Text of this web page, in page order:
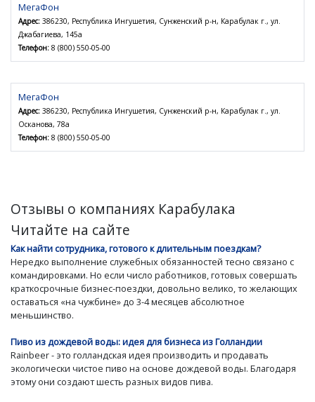
МегаФон
Адрес: 386230, Республика Ингушетия, Сунженский р-н, Карабулак г., ул.
Джабагиева, 145а
Телефон: 8 (800) 550-05-00
МегаФон
Адрес: 386230, Республика Ингушетия, Сунженский р-н, Карабулак г., ул.
Осканова, 78а
Телефон: 8 (800) 550-05-00
Отзывы о компаниях Карабулака
Читайте на сайте
Как найти сотрудника, готового к длительным поездкам?
Нередко выполнение служебных обязанностей тесно связано с
командировками. Но если число работников, готовых совершать
краткосрочные бизнес-поездки, довольно велико, то желающих
оставаться «на чужбине» до 3-4 месяцев абсолютное
меньшинство.
Пиво из дождевой воды: идея для бизнеса из Голландии
Rainbeer - это голландская идея производить и продавать
экологически чистое пиво на основе дождевой воды. Благодаря
этому они создают шесть разных видов пива.